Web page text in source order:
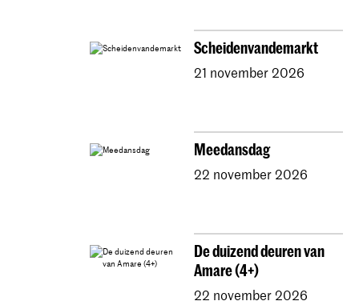
Scheidenvandemarkt
21 november 2026
Meedansdag
22 november 2026
De duizend deuren van
Amare (4+)
22 november 2026